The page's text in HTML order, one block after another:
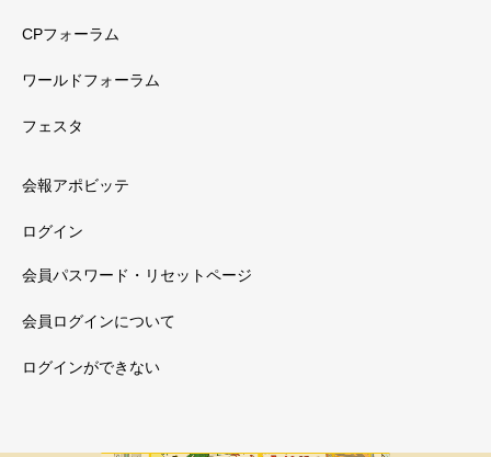
CPフォーラム
ワールドフォーラム
フェスタ
会報アポビッテ
ログイン
会員パスワード・リセットページ
会員ログインについて
ログインができない